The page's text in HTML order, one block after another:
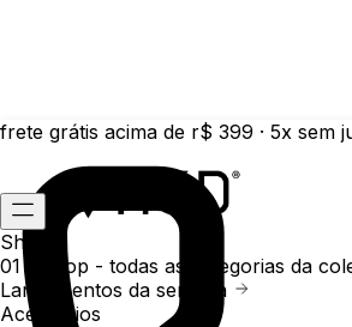
frete grátis acima de r$ 399 · 5x sem
Shop
01 /
Shop - todas as categorias da
Lançamentos da semana
Acessórios